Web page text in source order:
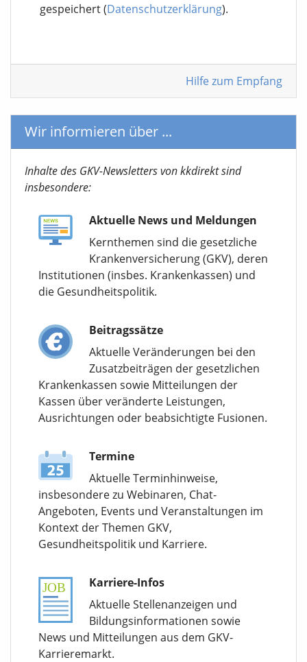
gespeichert (Datenschutzerklärung).
Hilfe zum Empfang
Wir informieren über ...
Inhalte des GKV-Newsletters von kkdirekt sind
insbesondere:
Aktuelle News und Meldungen
Kernthemen sind die gesetzliche
Krankenversicherung (GKV), deren
Institutionen (insbes. Krankenkassen) und
die Gesundheitspolitik.
Beitragssätze
Aktuelle Veränderungen bei den
Zusatzbeiträgen der gesetzlichen
Krankenkassen sowie Mitteilungen der
Kassen über veränderte Leistungen,
Ausrichtungen oder beabsichtigte Fusionen.
Termine
Aktuelle Terminhinweise,
insbesondere zu Webinaren, Chat-
Angeboten, Events und Veranstaltungen im
Kontext der Themen GKV,
Gesundheitspolitik und Karriere.
Karriere-Infos
Aktuelle Stellenanzeigen und
Bildungsinformationen sowie
News und Mitteilungen aus dem GKV-
Karrieremarkt.